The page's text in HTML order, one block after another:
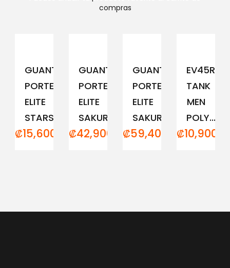
compras
GUANTE
PORTERO
ELITE
STARS
₡15,600.00
GUANTE
PORTERO
ELITE
SAKURA...
₡42,900.00
GUANTE
PORTERO
ELITE
SAKURA...
₡59,400.00
TANK
MEN
POLY...
₡